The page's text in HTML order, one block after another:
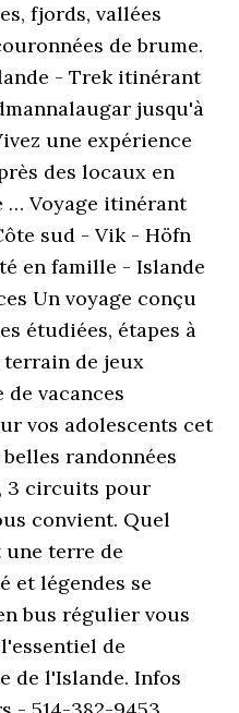
fjords, vallées
de brume.
- Trek itinérant
jusqu'à
une expérience
des locaux en
… Voyage itinérant
sud - Vik - Höfn
en famille - Islande
Un voyage conçu
étudiées, étapes à
de jeux
vacances
vos adolescents cet
randonnées
3 circuits pour
convient. Quel
une terre de
et légendes se
bus régulier vous
de
de l'Islande. Infos